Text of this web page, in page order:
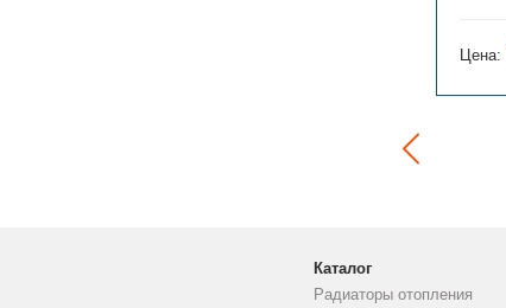
Цена:
Каталог
Радиаторы отопления